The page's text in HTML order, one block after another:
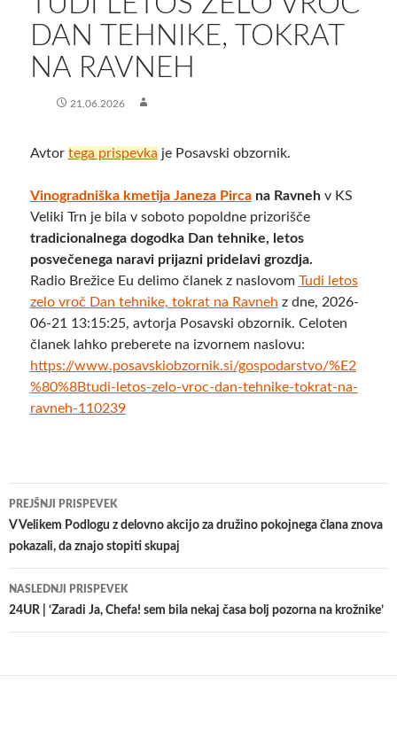
DAN TEHNIKE, TOKRAT
NA RAVNEH
21.06.2026
Avtor tega prispevka je Posavski obzornik.
Vinogradniška kmetija Janeza Pircana Ravnehv KS
Veliki Trn je bila v soboto popoldne prizorišče
tradicionalnega dogodka Dan tehnike, letos
posvečenega naravi prijazni pridelavi grozdja.
Radio Brežice Eu delimo članek z naslovom ​Tudi letos
zelo vroč Dan tehnike, tokrat na Ravneh z dne, 2026-
06-21 13:15:25, avtorja Posavski obzornik. Celoten
članek lahko preberete na izvornem naslovu:
https://www.posavskiobzornik.si/gospodarstvo/%E2
%80%8Btudi-letos-zelo-vroc-dan-tehnike-tokrat-na-
ravneh-110239
Krmarjenje
po
prispevkih
PREJŠNJI PRISPEVEK
V Velikem Podlogu z delovno akcijo za družino pokojnega člana znova
pokazali, da znajo stopiti skupaj
NASLEDNJI PRISPEVEK
24UR | ‘Zaradi Ja, Chefa! sem bila nekaj časa bolj pozorna na krožnike’